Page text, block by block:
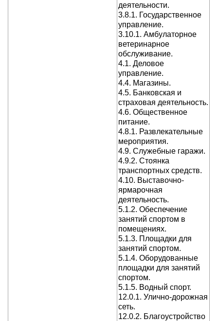
деятельности.
3.8.1. Государственное
управление.
3.10.1. Амбулаторное
ветеринарное
обслуживание.
4.1. Деловое
управление.
4.4. Магазины.
4.5. Банковская и
страховая деятельность.
4.6. Общественное
питание.
4.8.1. Развлекательные
мероприятия.
4.9. Служебные гаражи.
4.9.2. Стоянка
транспортных средств.
4.10. Выставочно-
ярмарочная
деятельность.
5.1.2. Обеспечение
занятий спортом в
помещениях.
5.1.3. Площадки для
занятий спортом.
5.1.4. Оборудованные
площадки для занятий
спортом.
5.1.5. Водный спорт.
12.0.1. Улично-дорожная
сеть.
12.0.2. Благоустройство